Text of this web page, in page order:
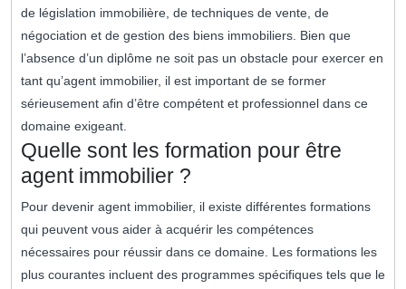
de législation immobilière, de techniques de vente, de
négociation et de gestion des biens immobiliers. Bien que
l’absence d’un diplôme ne soit pas un obstacle pour exercer en
tant qu’agent immobilier, il est important de se former
sérieusement afin d’être compétent et professionnel dans ce
domaine exigeant.
Quelle sont les formation pour être
agent immobilier ?
Pour devenir agent immobilier, il existe différentes formations
qui peuvent vous aider à acquérir les compétences
nécessaires pour réussir dans ce domaine. Les formations les
plus courantes incluent des programmes spécifiques tels que le